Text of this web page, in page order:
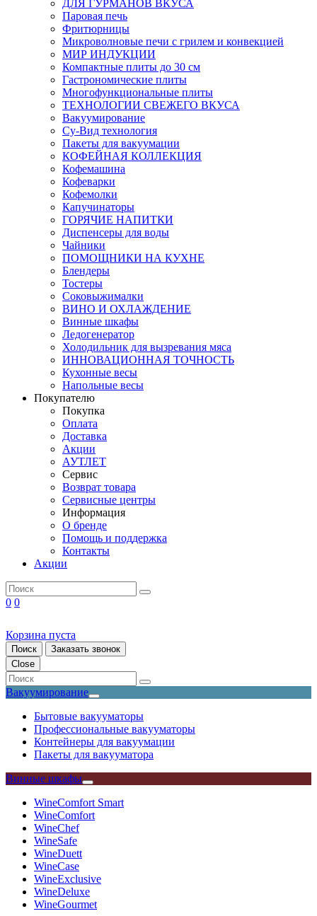
ДЛЯ ГУРМАНОВ ВКУСА
Паровая печь
Фритюрницы
Микроволновые печи с грилем и конвекцией
МИР ИНДУКЦИИ
Компактные плиты до 30 см
Гастрономические плиты
Многофункциональные плиты
ТЕХНОЛОГИИ СВЕЖЕГО ВКУСА
Вакуумирование
Су-Вид технология
Пакеты для вакуумации
КОФЕЙНАЯ КОЛЛЕКЦИЯ
Кофемашина
Кофеварки
Кофемолки
Капучинаторы
ГОРЯЧИЕ НАПИТКИ
Диспенсеры для воды
Чайники
ПОМОЩНИКИ НА КУХНЕ
Блендеры
Тостеры
Соковыжималки
ВИНО И ОХЛАЖДЕНИЕ
Винные шкафы
Ледогенератор
Холодильник для вызревания мяса
ИННОВАЦИОННАЯ ТОЧНОСТЬ
Кухонные весы
Напольные весы
Покупателю
Покупка
Оплата
Доставка
Акции
АУТЛЕТ
Сервис
Возврат товара
Сервисные центры
Информация
О бренде
Помощь и поддержка
Контакты
Акции
0 0
Корзина пуста
Поиск
Заказать звонок
Close
Вакуумирование
Бытовые вакууматоры
Профессиональные вакууматоры
Контейнеры для вакуумации
Пакеты для вакууматора
Винные шкафы
WineComfort Smart
WineComfort
WineChef
WineSafe
WineDuett
WineCase
WineExclusive
WineDeluxe
WineGourmet